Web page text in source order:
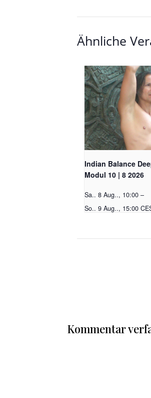
Ähnliche
Indian Balance
Modul 10 | 8 2026
Sa.. 8 Aug.., 10:00 –
So.. 9 Aug.., 15:00
Kommentar